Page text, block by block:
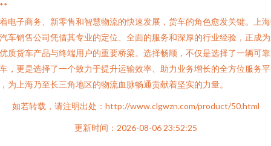
电子商务、新零售和智慧物流的快速发展，货车的角色愈发关键。上
车销售公司凭借其专业的定位、全面的服务和深厚的行业经验，正成
质货车产品与终端用户的重要桥梁。选择畅顺，不仅是选择了一辆可
，更是选择了一个致力于提升运输效率、助力业务增长的全方位服务平
为上海乃至长三角地区的物流血脉畅通贡献着坚实的力量。
如若转载，请注明出处：http://www.clgwzn.com/product/50.html
更新时间：2026-08-06 23:52:25